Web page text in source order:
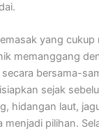
yang
memanggang
bersama-
sejak
hidangan laut,
pilihan.